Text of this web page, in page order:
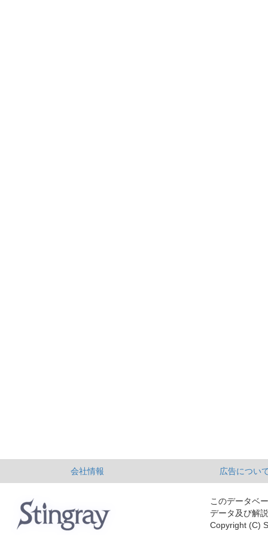
会社情報 広告について
このデータベ
データ及び解
Copyright (C)